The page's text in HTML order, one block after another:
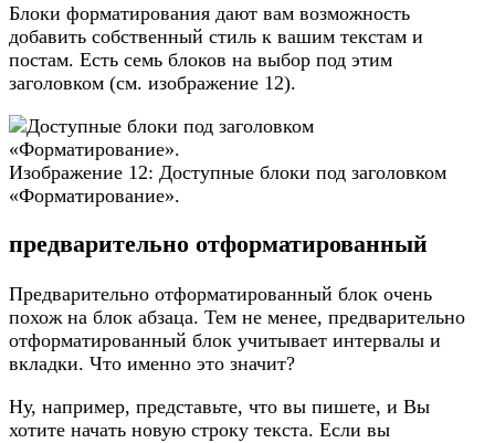
Блоки форматирования дают вам возможность
добавить собственный стиль к вашим текстам и
постам. Есть семь блоков на выбор под этим
заголовком (см. изображение 12).
Изображение 12: Доступные блоки под заголовком
«Форматирование».
предварительно отформатированный
Предварительно отформатированный блок очень
похож на блок абзаца. Тем не менее, предварительно
отформатированный блок учитывает интервалы и
вкладки. Что именно это значит?
Ну, например, представьте, что вы пишете, и Вы
хотите начать новую строку текста. Если вы